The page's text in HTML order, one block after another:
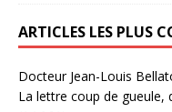
ARTICLES LES PLUS
Docteur Jean-Louis
La lettre coup de gueule,